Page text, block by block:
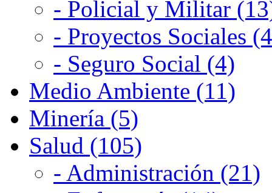
- Policial y Militar
- Proyectos Sociales
- Seguro Social (4)
Medio Ambiente (11)
Minería (5)
Salud (105)
- Administración (21)